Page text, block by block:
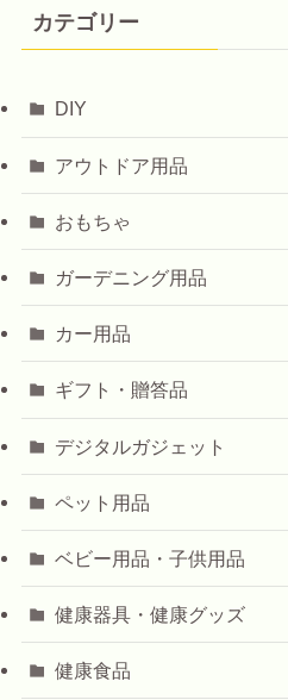
カテゴリー
DIY
アウトドア用品
おもちゃ
ガーデニング用品
カー用品
ギフト・贈答品
デジタルガジェット
ペット用品
ベビー用品・子供用品
健康器具・健康グッズ
健康食品